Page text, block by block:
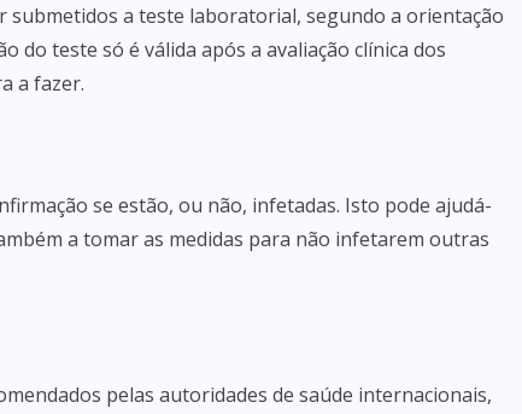
submetidos a teste laboratorial, segundo a orientação
do teste só é válida após a avaliação clínica dos
a fazer.
se estão, ou não, infetadas. Isto pode ajudá-
a tomar as medidas para não infetarem outras
pelas autoridades de saúde internacionais,